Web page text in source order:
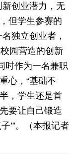
新创业潜力，无
但学生参赛的
独立创业者，
园营造的创新
时作为一名兼职
心，“基础不
，学生还是首
要让自己锻造
’”。（本报记者